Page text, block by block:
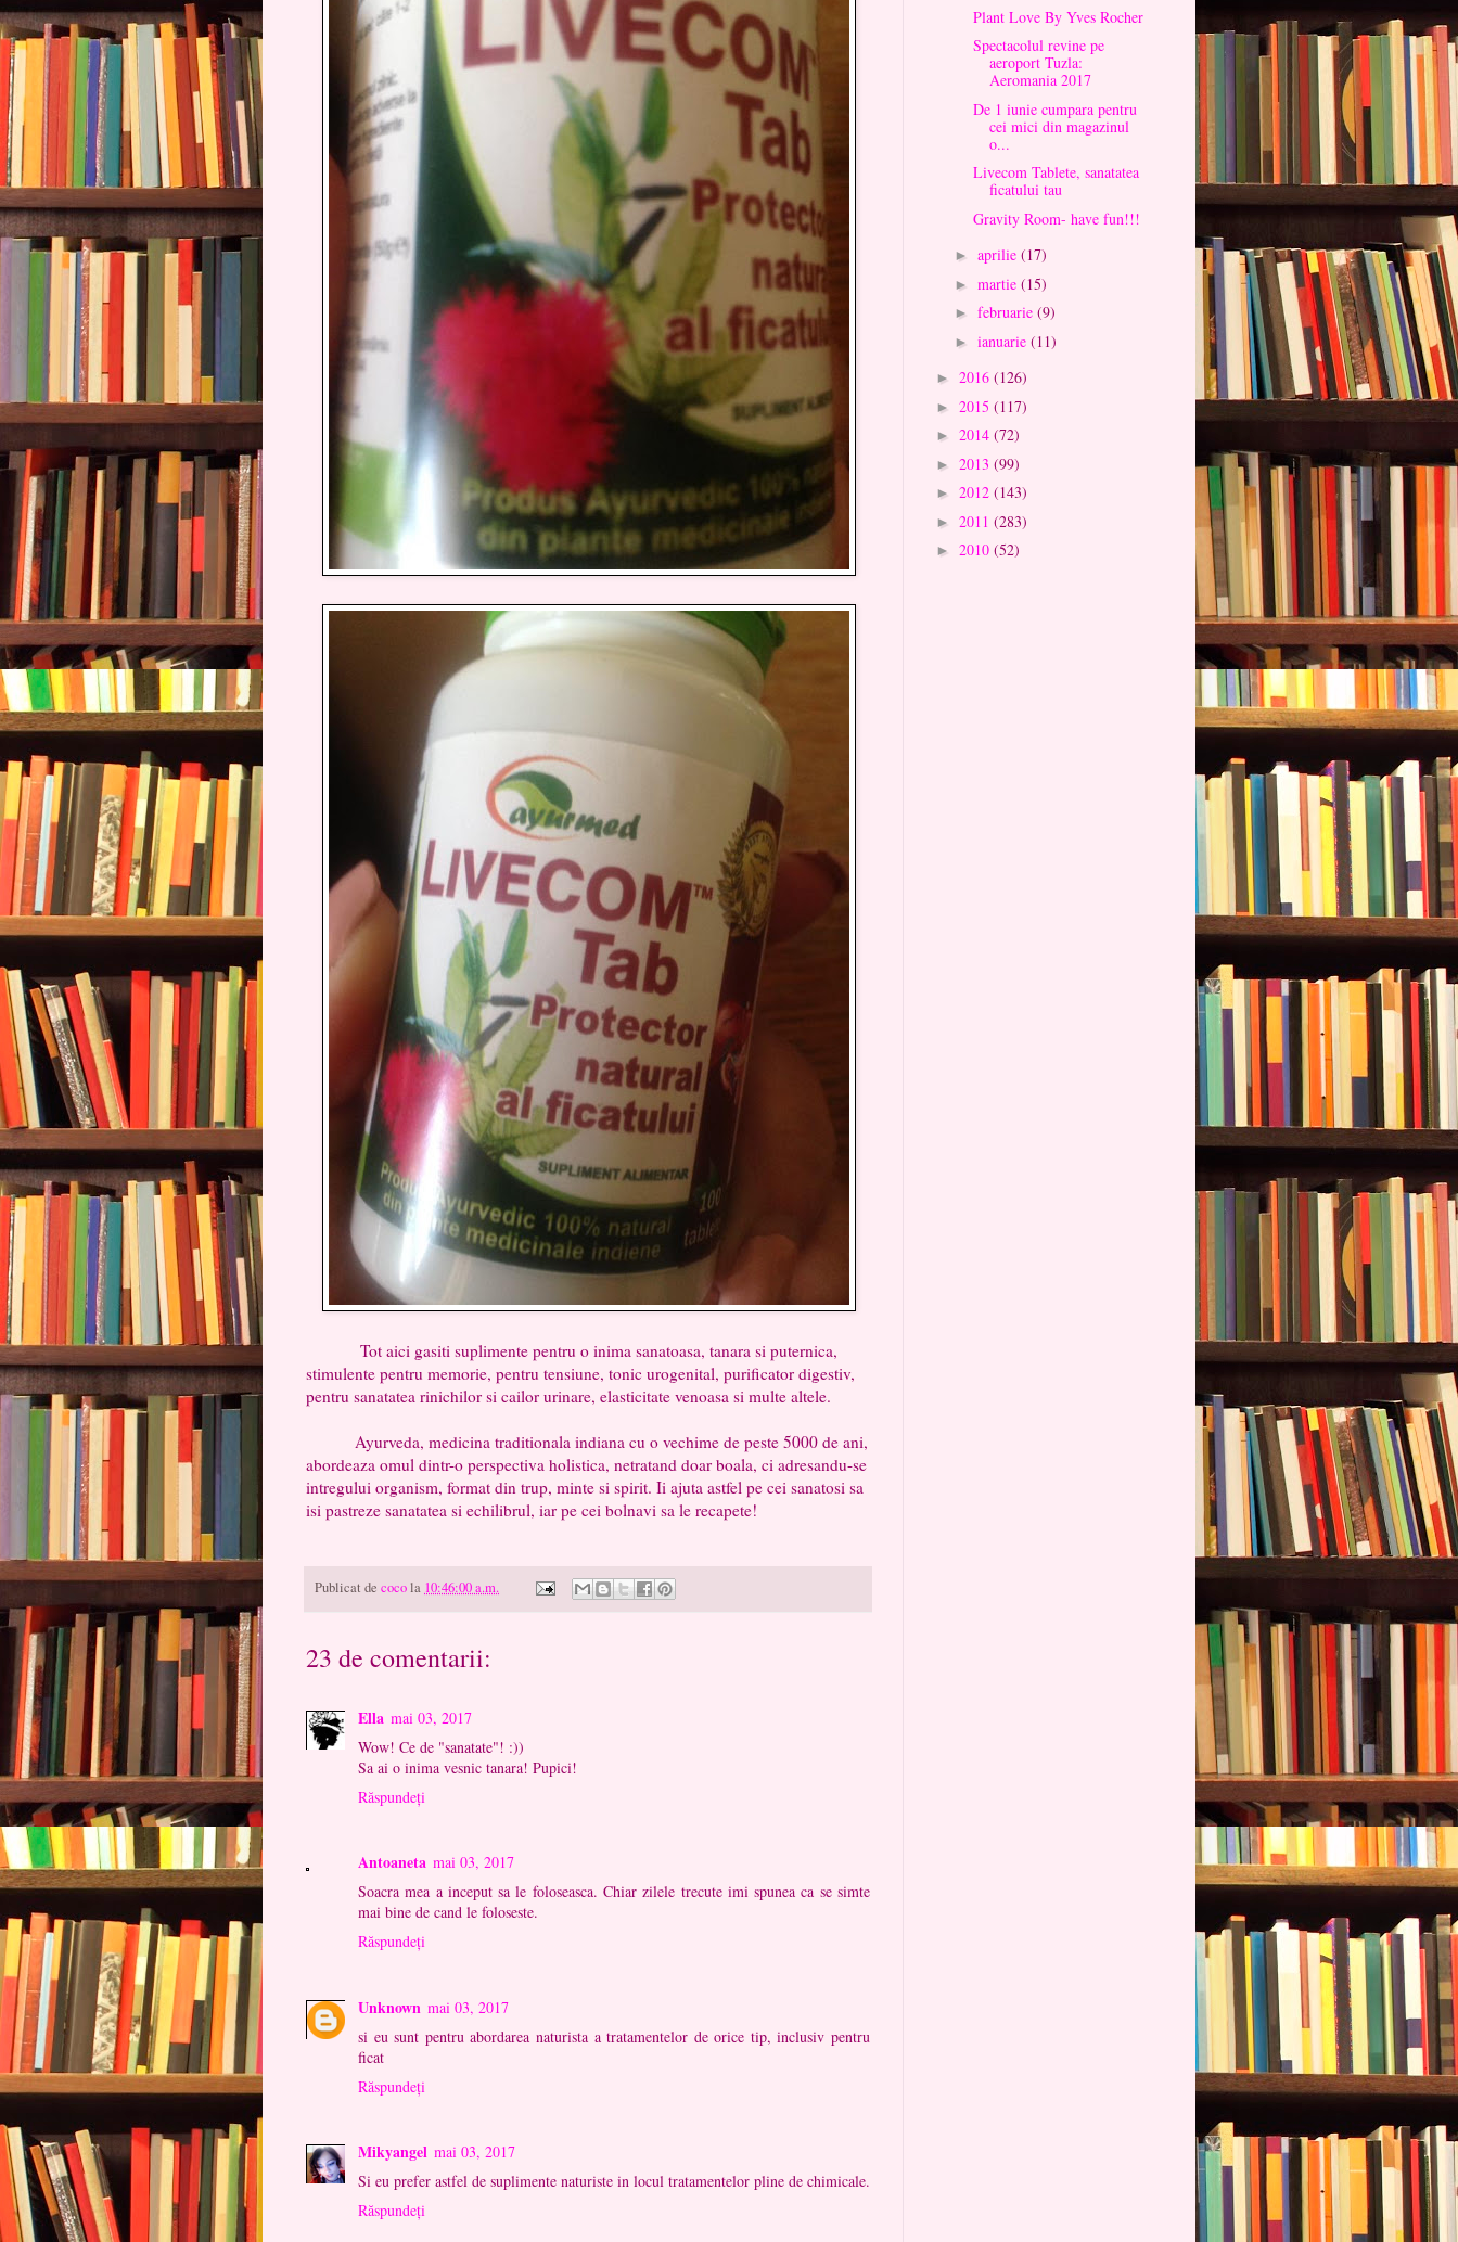
Tot aici gasiti suplimente pentru o inima sanatoasa, tanara si puternica,
stimulente pentru memorie, pentru tensiune, tonic urogenital, purificator digestiv,
pentru sanatatea rinichilor si cailor urinare, elasticitate venoasa si multe altele.
Ayurveda, medicina traditionala indiana cu o vechime de peste 5000 de ani,
abordeaza omul dintr-o perspectiva holistica, netratand doar boala, ci adresandu-se
intregului organism, format din trup, minte si spirit. Ii ajuta astfel pe cei sanatosi sa
isi pastreze sanatatea si echilibrul, iar pe cei bolnavi sa le recapete!
Publicat de cocola 10:46:00 a.m.
23 de comentarii:
Ella mai 03, 2017
Wow! Ce de "sanatate"! :))
Sa ai o inima vesnic tanara! Pupici!
Răspundeți
Antoaneta mai 03, 2017
Soacra mea a inceput sa le foloseasca. Chiar zilele trecute imi spunea ca se simte
mai bine de cand le foloseste.
Răspundeți
Unknown mai 03, 2017
si eu sunt pentru abordarea naturista a tratamentelor de orice tip, inclusiv pentru
ficat
Răspundeți
Mikyangel mai 03, 2017
Si eu prefer astfel de suplimente naturiste in locul tratamentelor pline de chimicale.
Răspundeți
Plant Love By Yves Rocher
Spectacolul revine pe
aeroport Tuzla:
Aeromania 2017
De 1 iunie cumpara pentru
cei mici din magazinul
o...
Livecom Tablete, sanatatea
ficatului tau
Gravity Room- have fun!!!
► aprilie (17)
► martie (15)
► februarie (9)
► ianuarie (11)
► 2016 (126)
► 2015 (117)
► 2014 (72)
► 2013 (99)
► 2012 (143)
► 2011 (283)
► 2010 (52)